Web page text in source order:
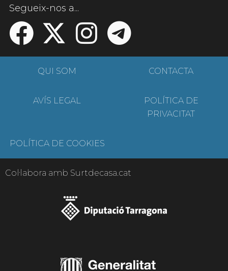
Segueix-nos a...
QUI SOM CONTACTA
AVÍS LEGAL
POLÍTICA DE
PRIVACITAT
POLÍTICA DE COOKIES
Col·labora amb Surtdecasa.cat